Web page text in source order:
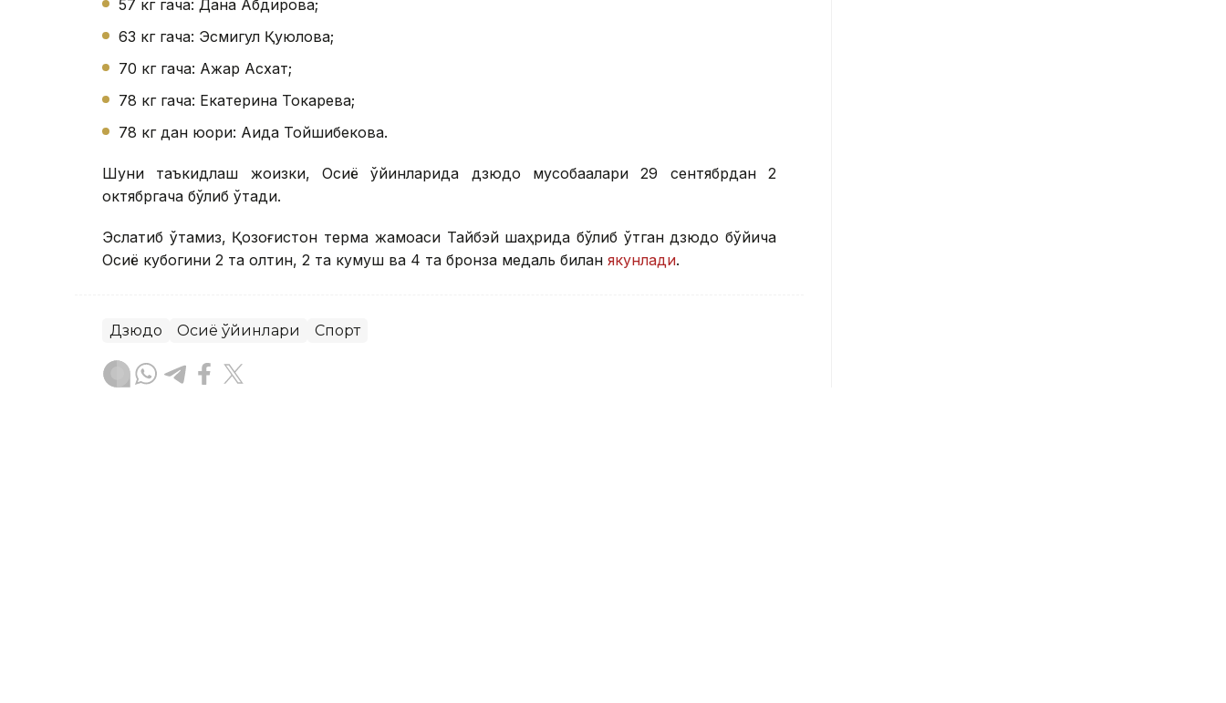
57 кг гача: Дана Абдирова;
63 кг гача: Эсмигул Қуюлова;
70 кг гача: Ажар Асхат;
78 кг гача: Екатерина Токарева;
78 кг дан юқори: Аида Тойшибекова.
Шуни таъкидлаш жоизки, Осиё ўйинларида дзюдо мусобақалари 29 сентябрдан 2
октябргача бўлиб ўтади.
Эслатиб ўтамиз, Қозоғистон терма жамоаси Тайбэй шаҳрида бўлиб ўтган дзюдо бўйича
Осиё кубогини 2 та олтин, 2 та кумуш ва 4 та бронза медаль билан якунлади.
Дзюдо Осиё ўйинлари Спорт